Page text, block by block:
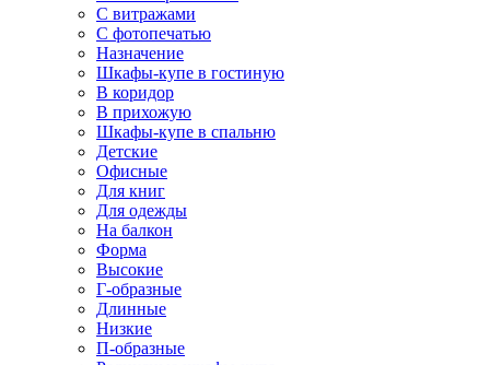
С витражами
С фотопечатью
Назначение
Шкафы-купе в гостиную
В коридор
В прихожую
Шкафы-купе в спальню
Детские
Офисные
Для книг
Для одежды
На балкон
Форма
Высокие
Г-образные
Длинные
Низкие
П-образные